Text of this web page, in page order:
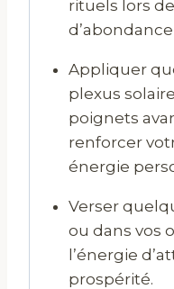
rituels lors
Appliquer
plexus
poignets
renforcer
énergie
Verser
ou dans vos
l’énergie
prospérité.